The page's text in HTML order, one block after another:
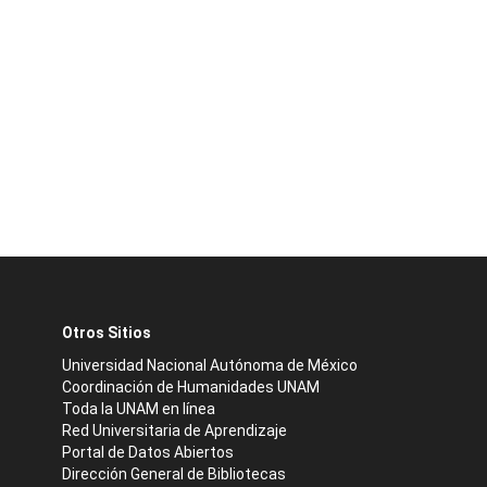
Otros Sitios
Universidad Nacional Autónoma de México
Coordinación de Humanidades UNAM
Toda la UNAM en línea
Red Universitaria de Aprendizaje
Portal de Datos Abiertos
Dirección General de Bibliotecas